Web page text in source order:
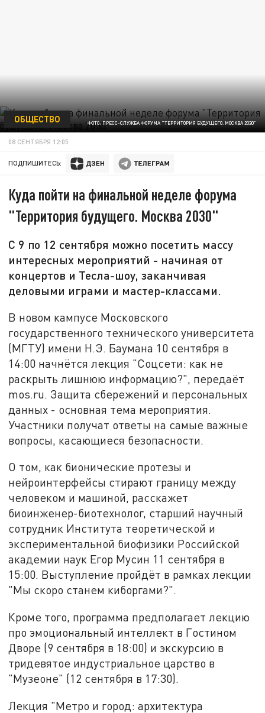
ФОТО: ПРЕСС-СЛУЖБА ФОРУМА "ТЕРРИТОРИЯ БУДУЩЕГО. МОСКВА 2030"
ОБЩЕСТВО
08 СЕНТЯБРЯ 12:05
ПОДПИШИТЕСЬ:
Куда пойти на финальной неделе форума
"Территория будущего. Москва 2030"
С 9 по 12 сентября можно посетить массу
интересных мероприятий - начиная от
концертов и Тесла-шоу, заканчивая
деловыми играми и мастер-классами.
В новом кампусе Московского
государственного технического университета
(МГТУ) имени Н.Э. Баумана 10 сентября в
14:00 начнётся лекция "Соцсети: как не
раскрыть лишнюю информацию?", передаёт
mos.ru. Защита сбережений и персональных
данных - основная тема мероприятия.
Участники получат ответы на самые важные
вопросы, касающиеся безопасности.
О том, как бионические протезы и
нейроинтерфейсы стирают границу между
человеком и машиной, расскажет
биоинженер-биотехнолог, старший научный
сотрудник Института теоретической и
экспериментальной биофизики Российской
академии наук Егор Мусин 11 сентября в
15:00. Выступление пройдёт в рамках лекции
"Мы скоро станем киборгами?".
Кроме того, программа предполагает лекцию
про эмоциональный интеллект в Гостином
Дворе (9 сентября в 18:00) и экскурсию в
тридевятое индустриальное царство в
"Музеоне" (12 сентября в 17:30).
Лекция "Метро и город: архитектура